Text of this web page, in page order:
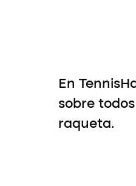
En
sobre
raqueta.